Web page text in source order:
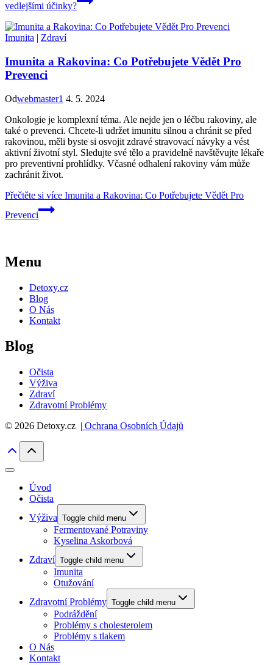
vedlejšími účinky?
Imunita | Zdraví
Imunita a Rakovina: Co Potřebujete Vědět Pro
Prevenci
Odwebmaster1 4. 5. 2024
Onkologie je komplexní téma. Ale nejde jen o léčbu rakoviny, ale
také o prevenci. Chcete-li udržet imunitu silnou a chránit se před
rakovinou, měli byste si osvojit zdravé stravovací návyky a vést
aktivní životní styl. Sledujte své tělo a pravidelně navštěvujte lékaře
pro preventivní prohlídky. Včasné odhalení rakoviny vám může
zachránit život.
Přečtěte si více Imunita a Rakovina: Co Potřebujete Vědět Pro
Prevenci
Menu
Detoxy.cz
Blog
O Nás
Kontakt
Blog
Očista
Výživa
Zdraví
Zdravotní Problémy
© 2026 Detoxy.cz | Ochrana Osobních Údajů
Úvod
Očista
Výživa Toggle child menu
Fermentované Potraviny
Kyselina Askorbová
Zdraví Toggle child menu
Imunita
Otužování
Zdravotní Problémy Toggle child menu
Podráždění
Problémy s cholesterolem
Problémy s tlakem
O Nás
Kontakt